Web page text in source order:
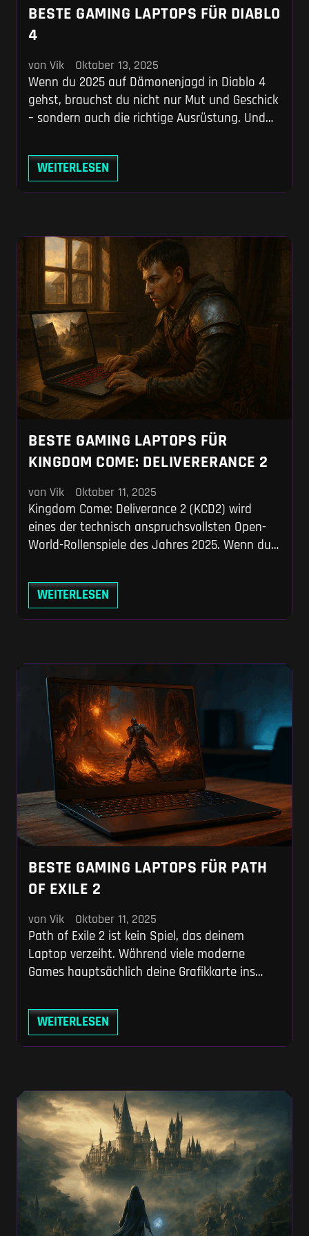
BESTE GAMING LAPTOPS FÜR DIABLO
4
von Vik Oktober 13, 2025
Wenn du 2025 auf Dämonenjagd in Diablo 4
gehst, brauchst du nicht nur Mut und Geschick
– sondern auch die richtige Ausrüstung. Und
sondern deinen Laptop. Denn nichts zerstört
die Atmosphäre in Sanktuario schneller als
matschige Texturen oder ein stotterndes Bild,
WEITERLESEN
BESTE GAMING LAPTOPS FÜR
KINGDOM COME: DELIVERERANCE 2
von Vik Oktober 11, 2025
Kingdom Come: Deliverance 2 (KCD2) wird
eines der technisch anspruchsvollsten Open-
World-Rollenspiele des Jahres 2025. Wenn du
in detailreichen Dörfern feilschen oder in
realistischer Schwertphysik kämpfen willst,
brauchst du mehr als nur einen „guten“
WEITERLESEN
BESTE GAMING LAPTOPS FÜR PATH
OF EXILE 2
von Vik Oktober 11, 2025
Path of Exile 2 ist kein Spiel, das deinem
Laptop verzeiht. Während viele moderne
Games hauptsächlich deine Grafikkarte ins
buchstäblich zum Frühstück. Wenn auf dem
Bildschirm Dutzende Gegner explodieren,
Schadenseffekte gleichzeitig ablaufen und der
Wraeclast-tauglich
WEITERLESEN